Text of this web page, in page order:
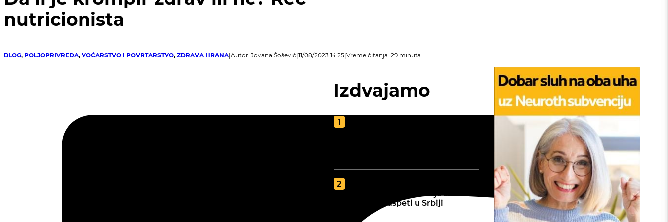
nutricionista
BLOG, POLJOPRIVREDA, VOĆARSTVO I POVRTARSTVO, ZDRAVA HRANA Autor: Jovana Šošević 11/08/2023 14:25 Vreme čitanja: 29 minuta
Izdvajamo
tip zemljišta određuje šta će
najbolje uspeti u Srbiji